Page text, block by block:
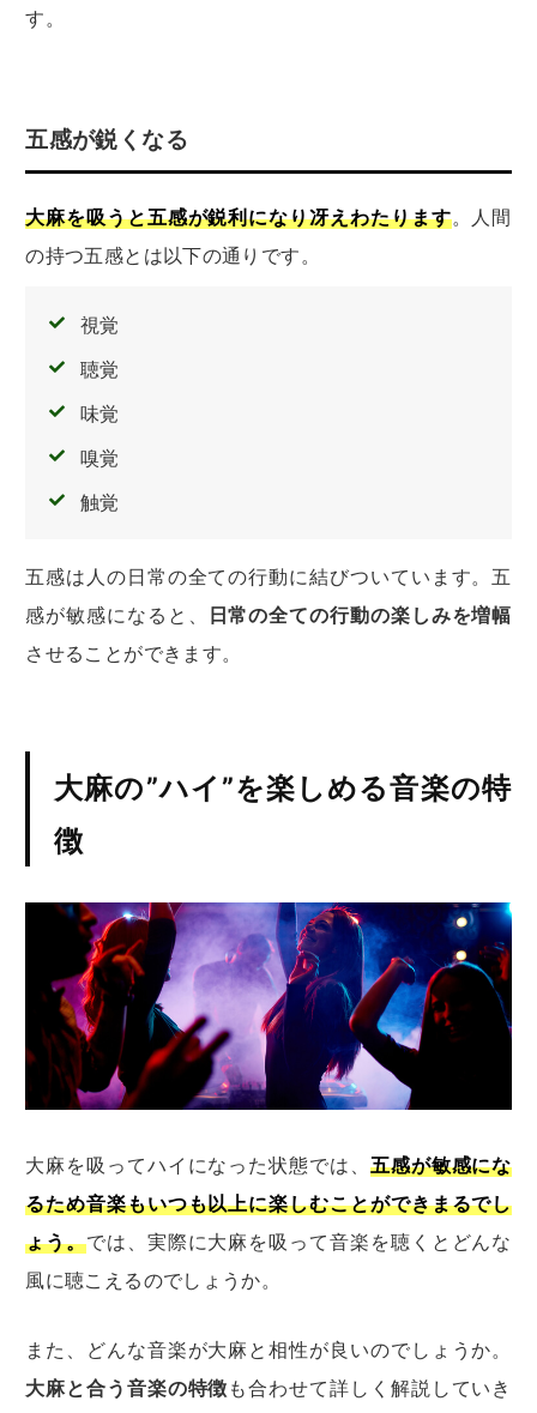
す。
五感が鋭くなる
大麻を吸うと五感が鋭利になり冴えわたります。人間
の持つ五感とは以下の通りです。
視覚
聴覚
味覚
嗅覚
触覚
五感は人の日常の全ての行動に結びついています。五
感が敏感になると、
日常の全ての行動の楽しみを増幅
させることができます。
大麻の”ハイ”を楽しめる音楽の特
徴
大麻を吸ってハイになった状態では、 五感が敏感にな
るため音楽もいつも以上に楽しむことができまるでし
ょう。では、実際に大麻を吸って音楽を聴くとどんな
風に聴こえるのでしょうか。
また、どんな音楽が大麻と相性が良いのでしょうか。
大麻と合う音楽の特徴 も合わせて詳しく解説していき